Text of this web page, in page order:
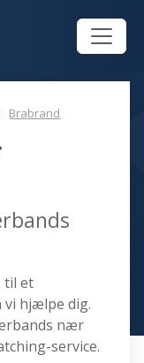
Brabrand
til et
vi hjælpe dig.
nær
service.